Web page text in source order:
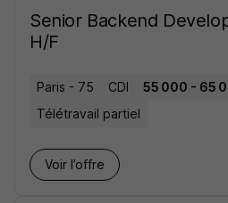
Senior Backend
H/F
Paris - 75 CDI
55 000 - 65
Télétravail partiel
Voir l’offre